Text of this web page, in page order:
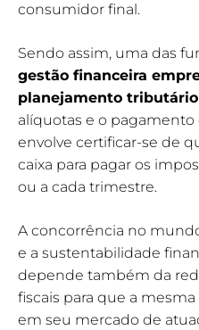
consumidor final.
Sendo assim, uma das
gestão financeira
planejamento tributário
alíquotas e o pagamento
envolve certificar-se de
caixa para pagar os
ou a cada trimestre.
A concorrência no
e a sustentabilidade
depende também da
fiscais para que a
em seu mercado de